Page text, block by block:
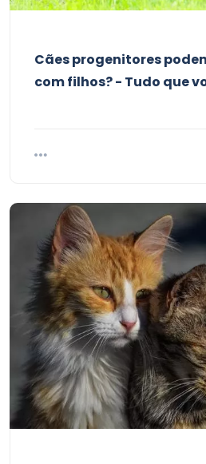
Cães progenitores
com filhos? - Tudo que